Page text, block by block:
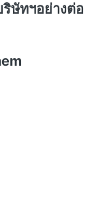
ษัทฯอย่างต่อ